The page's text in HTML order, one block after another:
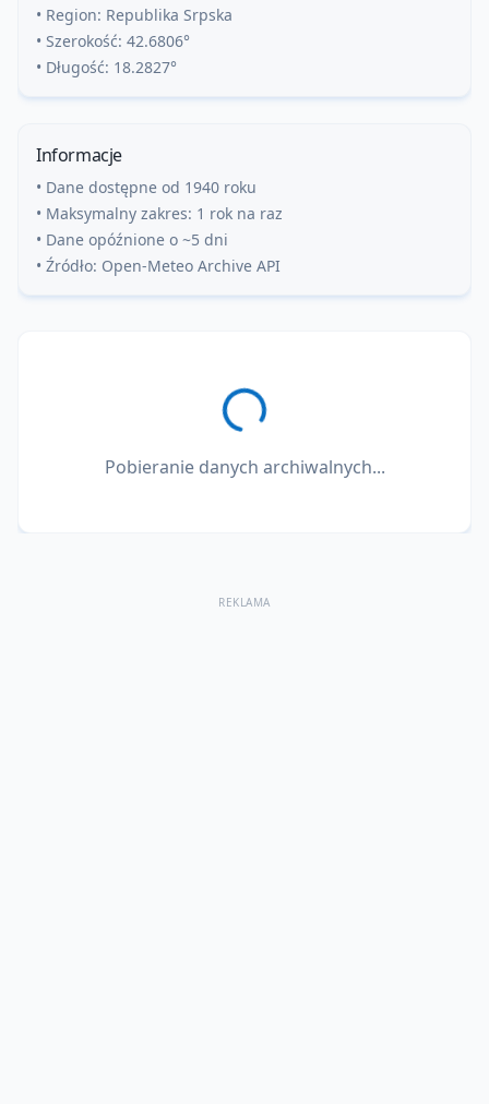
• Region: Republika Srpska
• Szerokość: 42.6806°
• Długość: 18.2827°
Informacje
• Dane dostępne od 1940 roku
• Maksymalny zakres: 1 rok na raz
• Dane opóźnione o ~5 dni
• Źródło: Open-Meteo Archive API
Pobieranie danych archiwalnych...
REKLAMA